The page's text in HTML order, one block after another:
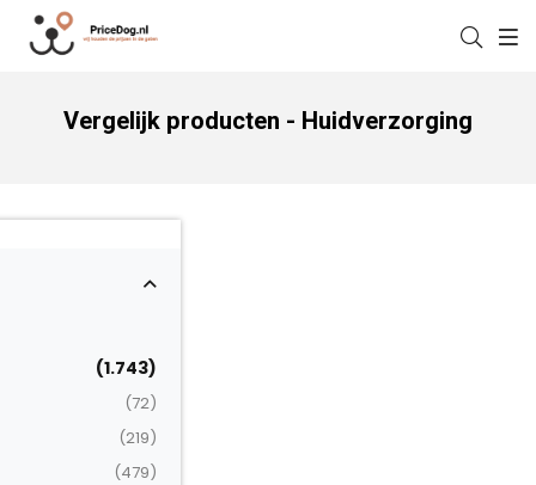
Vergelijk producten - Huidverzorging
(1.743)
(72)
(219)
(479)